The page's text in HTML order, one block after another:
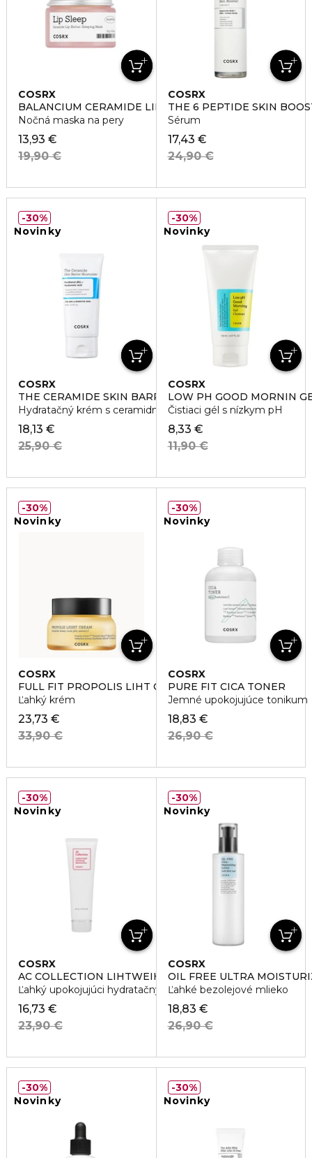
COSRX
BALANCIUM CERAMIDE LIP BUTTER SLEEPIN MASK
Nočná maska na pery
13,93 €
19,90 €
COSRX
THE 6 PEPTIDE SKIN
Sérum
17,43 €
24,90 €
Novinky
COSRX
THE CERAMIDE SKIN BARRIER MOISTURIZER
Hydratačný krém s ceramidmi
18,13 €
25,90 €
30%
Novinky
COSRX
LOW PH GOOD MORNIN
Čistiaci gél s nízkym pH
8,33 €
11,90 €
30%
Novinky
COSRX
FULL FIT PROPOLIS LIHT CREAM
Ľahký krém
23,73 €
33,90 €
30%
Novinky
COSRX
PURE FIT CICA TONER
Jemné upokojujúce tonikum
18,83 €
26,90 €
30%
Novinky
COSRX
AC COLLECTION LIHTWEIHT SOOTHIN MOISTURIZER
Ľahký upokojujúci hydratačný krém
16,73 €
23,90 €
30%
Novinky
COSRX
OIL FREE ULTRA
Ľahké bezolejové mlieko
18,83 €
26,90 €
30%
Novinky
30%
Novinky
30%